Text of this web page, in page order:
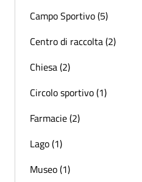
Campo Sportivo (5)
Centro di raccolta (2)
Chiesa (2)
Circolo sportivo (1)
Farmacie (2)
Lago (1)
Museo (1)